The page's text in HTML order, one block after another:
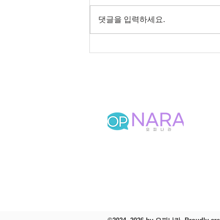
댓글을 입력하세요.